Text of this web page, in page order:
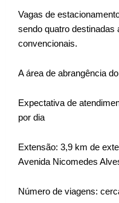
Vagas de
sendo quatro
convencionais.
A área de abrangência
Expectativa de
por dia
Extensão: 3,9 km de
Avenida Nicomedes
Número de viagens: